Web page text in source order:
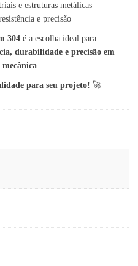
e estruturas metálicas
e precisão
304 é a escolha ideal para
durabilidade e precisão em
.
para seu projeto! 🚀